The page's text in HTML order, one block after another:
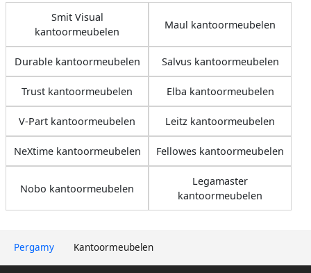
Pergamy Kantoormeubelen
Smit Visual
kantoormeubelen
Maul kantoormeubelen
Durable kantoormeubelen Salvus kantoormeubelen
Trust kantoormeubelen Elba kantoormeubelen
V-Part kantoormeubelen Leitz kantoormeubelen
NeXtime kantoormeubelen Fellowes kantoormeubelen
Nobo kantoormeubelen
Legamaster
kantoormeubelen